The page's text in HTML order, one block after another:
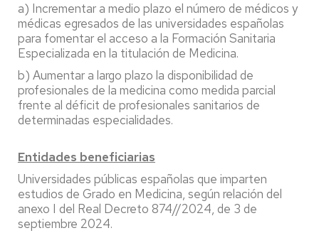
a) Incrementar a medio plazo el número de médicos y
médicas egresados de las universidades españolas
para fomentar el acceso a la Formación Sanitaria
Especializada en la titulación de Medicina.
b) Aumentar a largo plazo la disponibilidad de
profesionales de la medicina como medida parcial
frente al déficit de profesionales sanitarios de
determinadas especialidades.
Entidades beneficiarias
Universidades públicas españolas que imparten
estudios de Grado en Medicina, según relación del
anexo I del Real Decreto 874//2024, de 3 de
septiembre 2024.